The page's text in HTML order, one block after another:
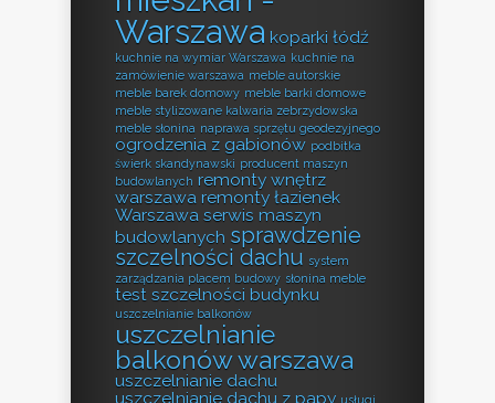
Warszawa koparki łódź
kuchnie na wymiar Warszawa kuchnie na
zamówienie warszawa meble autorskie
meble barek domowy meble barki domowe
meble stylizowane kalwaria zebrzydowska
meble słonina naprawa sprzętu geodezyjnego
ogrodzenia z gabionów podbitka
świerk skandynawski producent maszyn
budowlanych remonty wnętrz
warszawa remonty łazienek
Warszawa serwis maszyn
budowlanych sprawdzenie
szczelności dachu system
zarządzania placem budowy słonina meble
test szczelności budynku
uszczelnianie balkonów
uszczelnianie
balkonów warszawa
uszczelnianie dachu
uszczelnianie dachu z papy usługi